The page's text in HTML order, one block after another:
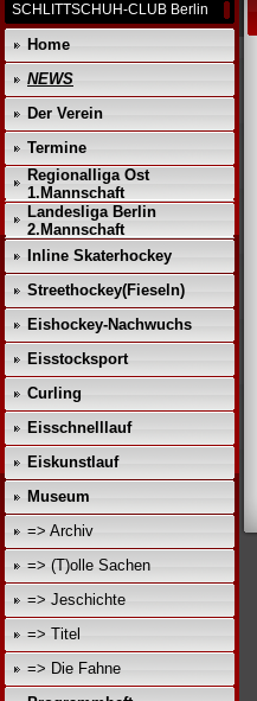
SCHLITTSCHUH-CLUB Berlin
Home
NEWS
Der Verein
Termine
Regionalliga Ost
1.Mannschaft
Landesliga Berlin
2.Mannschaft
Inline Skaterhockey
Streethockey(Fieseln)
Eishockey-Nachwuchs
Eisstocksport
Curling
Eisschnelllauf
Eiskunstlauf
Museum
=> Archiv
=> (T)olle Sachen
=> Jeschichte
=> Titel
=> Die Fahne